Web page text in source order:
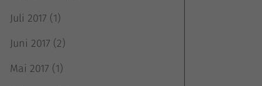
Juli 2017 (1)
Juni 2017 (2)
Mai 2017 (1)